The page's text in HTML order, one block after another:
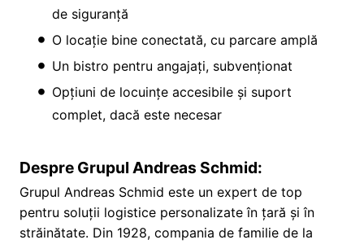
de siguranță
O locație bine conectată, cu parcare amplă
Un bistro pentru angajați, subvenționat
Opțiuni de locuințe accesibile și suport
complet, dacă este necesar
Despre Grupul Andreas Schmid:
Grupul Andreas Schmid este un expert de top
pentru soluții logistice personalizate în țară și în
străinătate. Din 1928, compania de familie de la